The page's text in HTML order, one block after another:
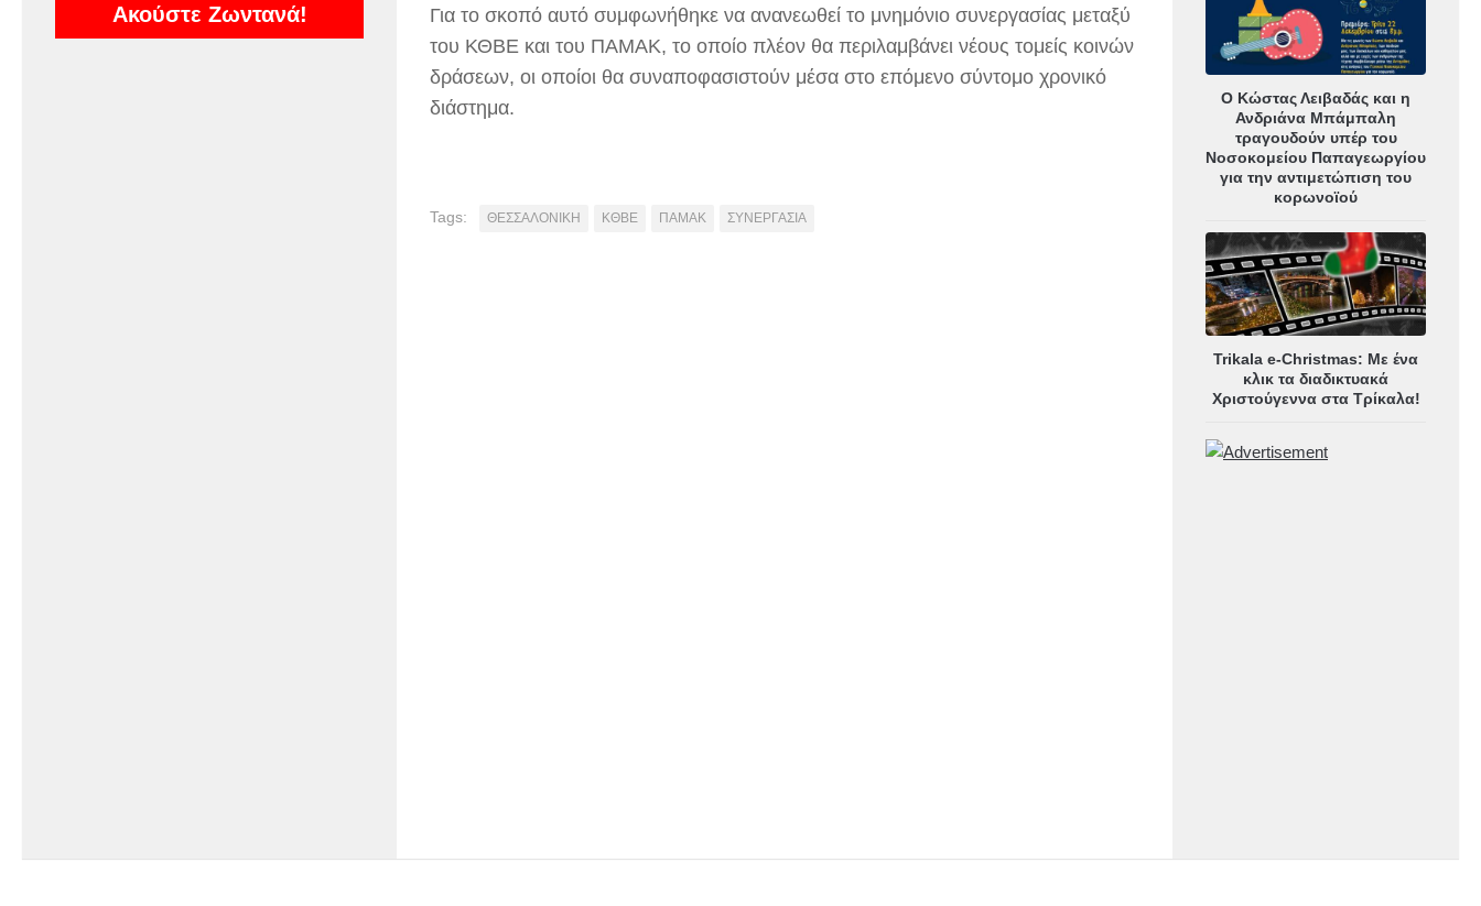
Για το σκοπό αυτό συμφωνήθηκε να ανανεωθεί το μνημόνιο συνεργασίας μεταξύ
του ΚΘΒΕ και του ΠΑΜΑΚ, το οποίο πλέον θα περιλαμβάνει νέους τομείς κοινών
δράσεων, οι οποίοι θα συναποφασιστούν μέσα στο επόμενο σύντομο χρονικό
διάστημα.
Tags: ΘΕΣΣΑΛΟΝΙΚΗ ΚΘΒΕ ΠΑΜΑΚ ΣΥΝΕΡΓΑΣΙΑ
Ακούστε Ζωντανά!
Ο Κώστας Λειβαδάς και η
Ανδριάνα Μπάμπαλη
τραγουδούν υπέρ του
Νοσοκομείου Παπαγεωργίου
για την αντιμετώπιση του
κορωνοϊού
Trikala e-Christmas: Με ένα
κλικ τα διαδικτυακά
Χριστούγεννα στα Τρίκαλα!